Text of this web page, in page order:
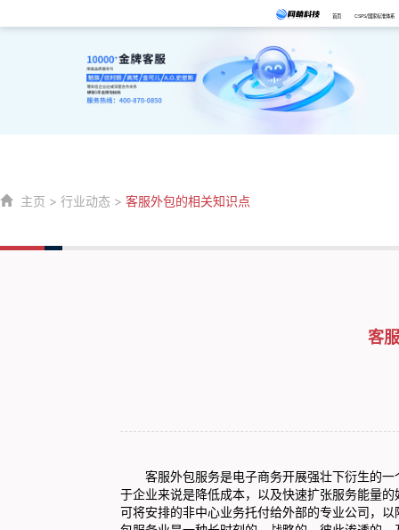
首页 CSPS/国家标准体系
主页 > 行业动态 > 客服外包的相关知识点
客
客服外包服务是电子商务开展强壮下衍生的一
于企业来说是降低成本，以及快速扩张服务能量
可将安排的非中心业务托付给外部的专业公司，